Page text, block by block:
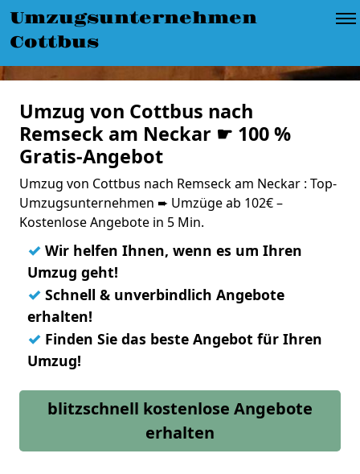
Umzugsunternehmen
Cottbus
Umzug von Cottbus nach
Remseck am Neckar ☛ 100 %
Gratis-Angebot
Umzug von Cottbus nach Remseck am Neckar : Top-
Umzugsunternehmen ➨ Umzüge ab 102€ –
Kostenlose Angebote in 5 Min.
✓ Wir helfen Ihnen, wenn es um Ihren
Umzug geht!
✓ Schnell & unverbindlich Angebote
erhalten!
✓ Finden Sie das beste Angebot für Ihren
Umzug!
blitzschnell kostenlose Angebote
erhalten